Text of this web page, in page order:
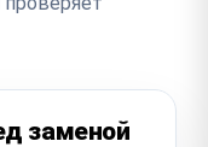
заменой